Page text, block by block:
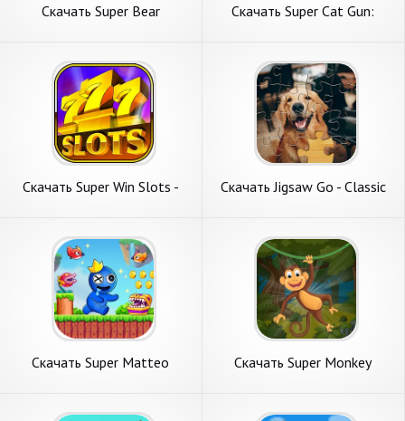
Скачать Super Bear
на Андроид
Скачать Super Cat Gun:
Андроид
Скачать Super Win Slots -
Скачать Jigsaw Go - Classic
Скачать Super Matteo
Скачать Super Monkey
Андроид